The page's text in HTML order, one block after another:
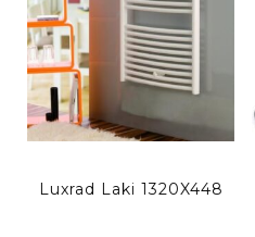
Luxrad Laki 1320X448